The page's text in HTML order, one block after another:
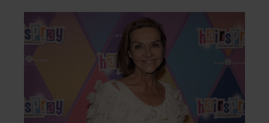
bestemming én vertelt ze hoe bijzonder de reis
voor haar is geweest.